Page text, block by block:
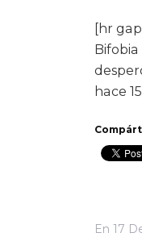
[hr
hace
En 17